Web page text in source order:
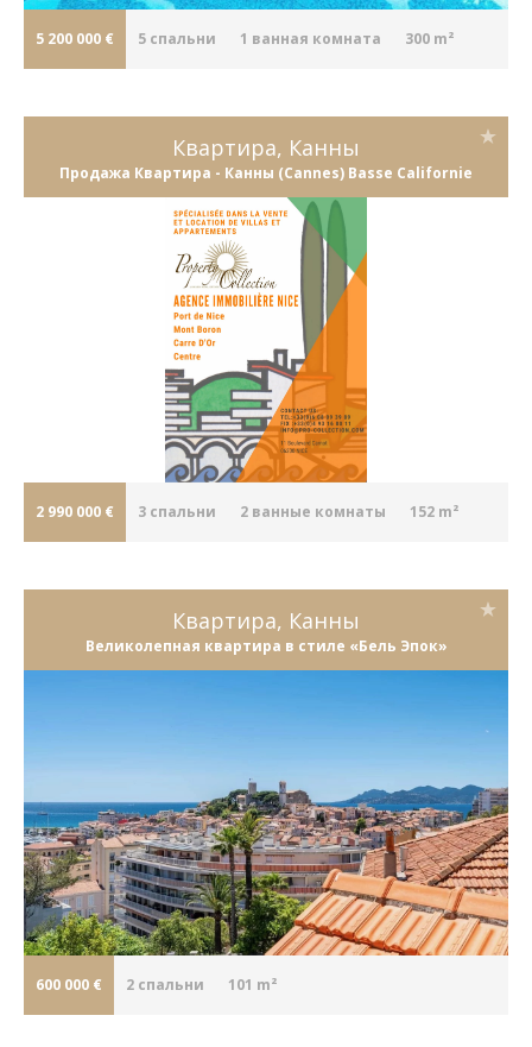
5 200 000 € 5 cпальни 1 ванная комната 300 m²
Квартира, Канны
Продажа Квартира - Канны (Cannes) Basse Californie
2 990 000 € 3 cпальни 2 ванные комнаты 152 m²
Квартира, Канны
Великолепная квартира в стиле «Бель Эпок»
600 000 € 2 cпальни 101 m²